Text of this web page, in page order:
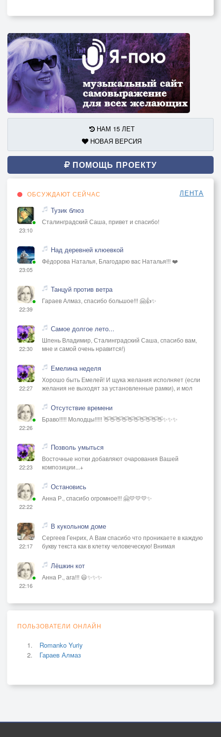
НАМ 15 ЛЕТ
НОВАЯ ВЕРСИЯ
ПОМОЩЬ ПРОЕКТУ
ОБСУЖДАЮТ СЕЙЧАС ЛЕНТА
23:10
Тузик блюз
Сталинградский Саша, привет и спасибо!
23:05
Над деревней клюевкой
Фёдорова Наталья, Благодарю вас Наталья!!! ❤️
22:39
Танцуй против ветра
Гараев Алмаз, спасибо большое!!! 🤗👍✨
22:30
Самое долгое лето...
Шпень Владимир, Сталинградский Саша, спасибо вам,
мне и самой очень нравится!)
22:27
Емелина неделя
Хорошо быть Емелей! И щука желания исполняет (если
желания не выходят за установленные рамки), и мол
22:26
Отсутствие времени
Браво!!!!! Молодцы!!!!! 👋👋👋👋👋👋👋👋👋👋✨✨✨
22:23
Позволь умыться
Восточные нотки добавляют очарования Вашей
композиции...+
22:22
Остановись
Анна Р., спасибо огромное!!! 🤗💛💛💛✨
22:17
В кукольном доме
Сергеев Генрих, А Вам спасибо что проникаете в каждую
букву текста как в клетку человеческую! Внимая
22:16
Лёшкин кот
Анна Р., ага!!! 😃✨✨✨
ПОЛЬЗОВАТЕЛИ ОНЛАЙН
Romanko Yuriy
Гараев Алмаз